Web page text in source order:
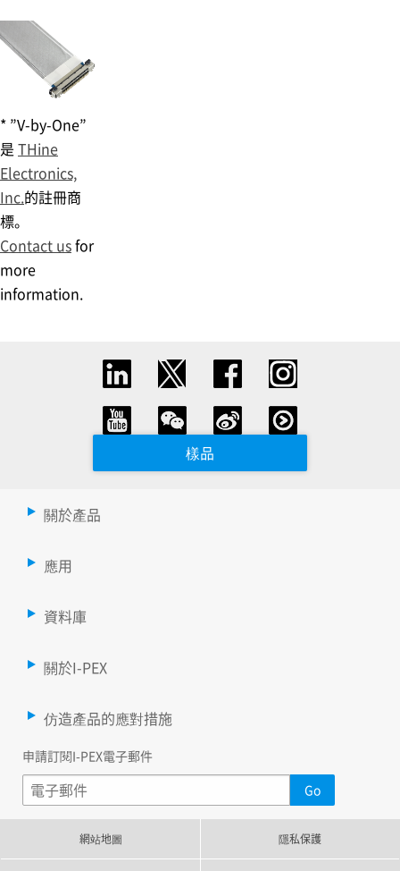
* ”V-by-One”
是 THine
Electronics,
Inc.的註冊商
標。
Contact usfor
more
information.
樣品
關於產品
應用
資料庫
關於I-PEX
仿造產品的應對措施
申請訂閱I-PEX電子郵件
網站地圖 隱私保護